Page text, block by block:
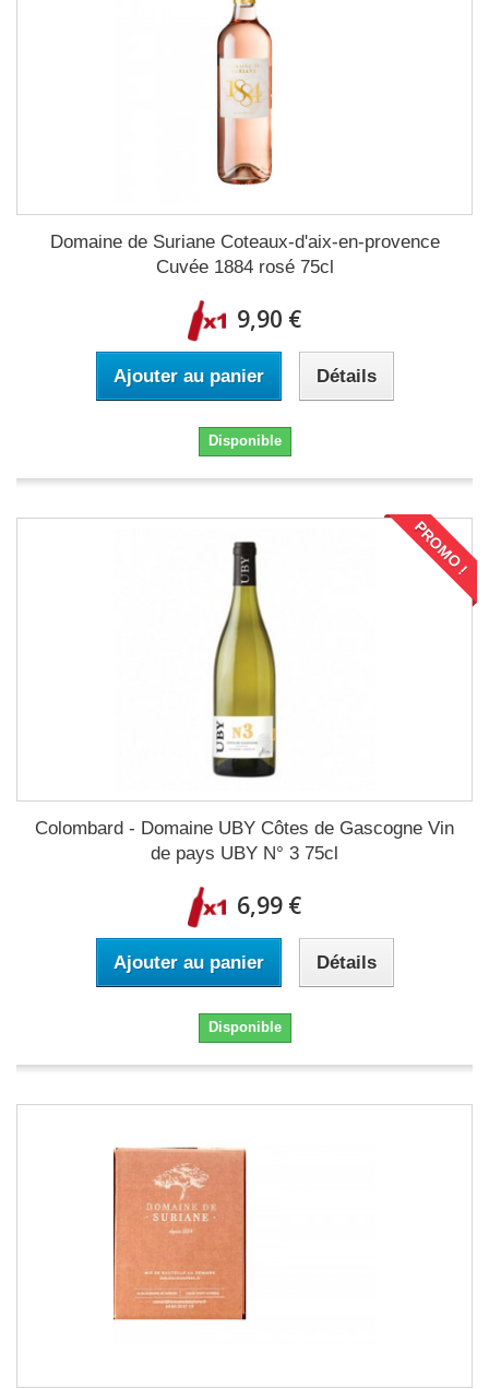
Domaine de Suriane Coteaux-d'aix-en-provence
Cuvée 1884 rosé 75cl
9,90 €
Ajouter au panier Détails
Disponible
PROMO !
Colombard - Domaine UBY Côtes de Gascogne Vin
de pays UBY N° 3 75cl
6,99 €
Ajouter au panier Détails
Disponible